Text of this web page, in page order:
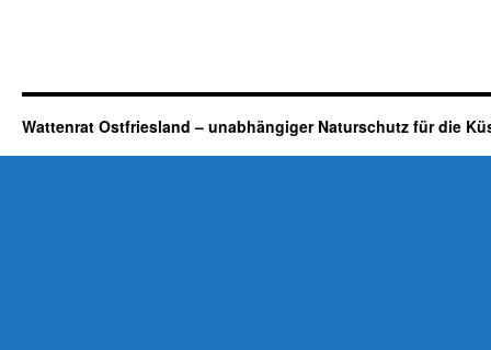
Wattenrat Ostfriesland – unabhängiger Naturschutz für die